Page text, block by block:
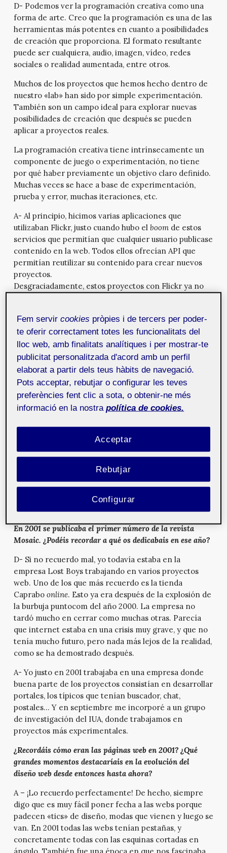
D- Podemos ver la programación creativa como una
forma de arte. Creo que la programación es una de las
herramientas más potentes en cuanto a posibilidades
de creación que proporciona. El formato resultante
puede ser cualquiera, audio, imagen, vídeo, redes
sociales o realidad aumentada, entre otros.
Muchos de los proyectos que hemos hecho dentro de
nuestro «lab» han sido por simple experimentación.
También son un campo ideal para explorar nuevas
posibilidades de creación que después se pueden
aplicar a proyectos reales.
La programación creativa tiene intrínsecamente un
componente de juego o experimentación, no tiene
por qué haber previamente un objetivo claro definido.
Muchas veces se hace a base de experimentación,
prueba y error, muchas iteraciones, etc.
A- Al principio, hicimos varias aplicaciones que
utilizaban Flickr, justo cuando hubo el boomde estos
servicios que permitían que cualquier usuario publicase
contenido en la web. Todos ellos ofrecían API que
permitían reutilizar su contenido para crear nuevos
proyectos.
Desgraciadamente, estos proyectos con Flickr ya no
D- Aparte del mundo de las API, un campo que nos
interesa mucho es el de las visualizaciones
interactivas. Por ejemplo, realizamos una aplicación
para BBVA que mostraba los flujos de transacciones de
las tarjetas de crédito en un mapa que los visualizaba.
Figura 1. Captura de Flux MX. Fuente:
https://www.pimpampum.net.
Flickr lo convertimos a JavaScript/Canvas y todavía se
puede utilizar. Mapr es una visualización de fotos
geoposicionadas. Lo podríamos definir como una
«herramienta para pintar conhashtags
Figura 2. Captura de Mapr. Fuente:
https://www.pimpampum.net
En 2001 se publicaba el primer número de la revista
Mosaic. ¿Podéis recordar a qué os dedicabais en ese año?
D- Si no recuerdo mal, yo todavía estaba en la
empresa Lost Boys trabajando en varios proyectos
web. Uno de los que más recuerdo es la tienda
Caprabo online. Esto ya era después de la explosión de
la burbuja puntocom del año 2000. La empresa no
tardó mucho en cerrar como muchas otras. Parecía
que internet estaba en una crisis muy grave, y que no
tenía mucho futuro, pero nada más lejos de la realidad,
como se ha demostrado después.
A- Yo justo en 2001 trabajaba en una empresa donde
buena parte de los proyectos consistían en desarrollar
portales, los típicos que tenían buscador, chat,
postales… Y en septiembre me incorporé a un grupo
de investigación del IUA, donde trabajamos en
proyectos más experimentales.
¿Recordáis cómo eran las páginas web en 2001? ¿Qué
grandes momentos destacaríais en la evolución del
diseño web desde entonces hasta ahora?
A – ¡Lo recuerdo perfectamente! De hecho, siempre
digo que es muy fácil poner fecha a las webs porque
padecen «tics» de diseño, modas que vienen y luego se
van. En 2001 todas las webs tenían pestañas, y
concretamente todas con las esquinas cortadas en
ángulo. También fue una época en que nos fascinaba
Fem servircookies pròpies i de tercers per poder-
te oferir correctament totes les funcionalitats del
lloc web, amb finalitats analítiques i per mostrar-te
publicitat personalitzada d'acord amb un perfil
elaborat a partir dels teus hàbits de navegació.
Pots acceptar, rebutjar o configurar les teves
preferències fent clic a sota, o obtenir-ne més
informació en la nostra política de cookies.
Rebutjar
Acceptar
Configurar